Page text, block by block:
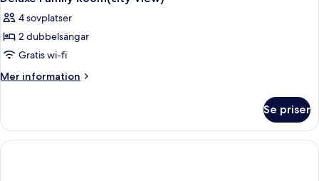
4 sovplatser
2 dubbelsängar
Gratis wi-fi
Mer information
Mer
Family
Room(city
View)
Se priser